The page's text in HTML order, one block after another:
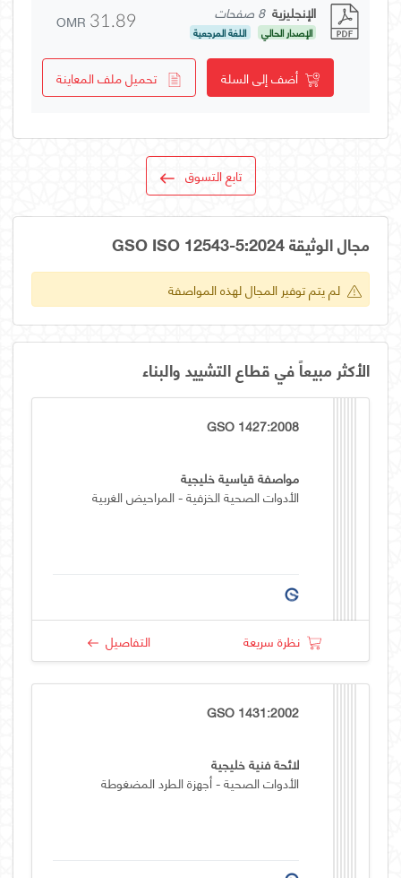
الإنجليزية 8 صفحات
الإصدار الحالي اللغة المرجعية OMR 31.89
أضف إلى السلة تحميل ملف المعاينة
تابع التسوق
مجال الوثيقة GSO ISO 12543-5:2024
لم يتم توفير المجال لهذه المواصفة
الأكثر مبيعاً في قطاع التشييد والبناء
GSO 1427:2008
مواصفة قياسية خليجية
الأدوات الصحية الخزفية - المراحيض الغربية
نظرة سريعة التفاصيل
GSO 1431:2002
لائحة فنية خليجية
الأدوات الصحية - أجهزة الطرد المضغوطة